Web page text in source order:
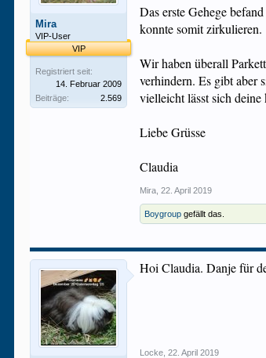
Mira
VIP-User
VIP
Registriert seit:
14. Februar 2009
Beiträge:
2.569
Das erste Gehege
konnte somit zirkulieren.
Wir haben überall
verhindern. Es gibt aber
vielleicht lässt sich
Liebe Grüsse
Claudia
Mira 22. April 2019
Boygroup gefällt das.
Hoi Claudia. Danje für
Locke 22. April 2019